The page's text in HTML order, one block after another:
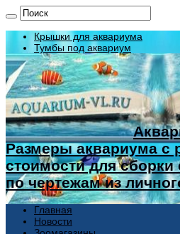
Крышки для аквариума
Тумбы под аквариум
Размеры аквариума с
стоимости для
по чертежам из
Главная
Новости